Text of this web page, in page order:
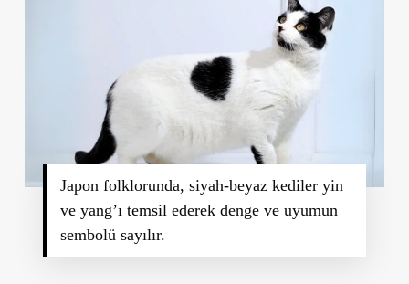
Japon folklorunda, siyah-beyaz kediler yin
ve yang’ı temsil ederek denge ve uyumun
sembolü sayılır.